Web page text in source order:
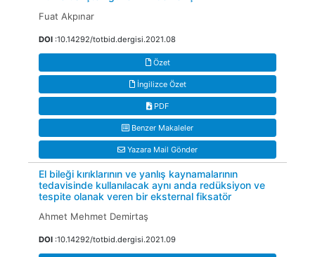
Fuat Akpınar
DOI :10.14292/totbid.dergisi.2021.08
Özet
İngilizce Özet
PDF
Benzer Makaleler
Yazara Mail Gönder
El bileği kırıklarının ve yanlış kaynamalarının
tedavisinde kullanılacak aynı anda redüksiyon ve
tespite olanak veren bir eksternal fiksatör
Ahmet Mehmet Demirtaş
DOI :10.14292/totbid.dergisi.2021.09